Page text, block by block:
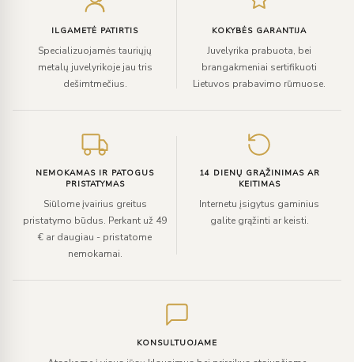
ILGAMETĖ PATIRTIS
Specializuojamės tauriųjų
metalų juvelyrikoje jau tris
dešimtmečius.
KOKYBĖS GARANTIJA
Juvelyrika prabuota, bei
brangakmeniai sertifikuoti
Lietuvos prabavimo rūmuose.
NEMOKAMAS IR PATOGUS
PRISTATYMAS
Siūlome įvairius greitus
pristatymo būdus. Perkant už 49
€ ar daugiau - pristatome
nemokamai.
14 DIENŲ GRĄŽINIMAS AR
KEITIMAS
Internetu įsigytus gaminius
galite grąžinti ar keisti.
KONSULTUOJAME